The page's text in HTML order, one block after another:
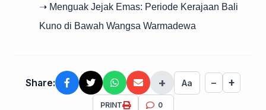
➝ Menguak Jejak Emas: Periode Kerajaan Bali
Kuno di Bawah Wangsa Warmadewa
Share: + Aa − +
PRINT 0